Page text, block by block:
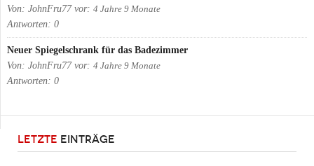
Von: JohnFru77 vor: 4 Jahre 9 Monate
Antworten: 0
Neuer Spiegelschrank für das Badezimmer
Von: JohnFru77 vor: 4 Jahre 9 Monate
Antworten: 0
LETZTE EINTRÄGE